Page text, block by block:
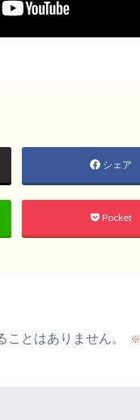
シェア
Pocket
とはありません。 ※